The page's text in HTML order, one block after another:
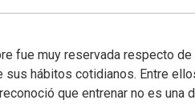
fue muy reservada respecto de
hábitos cotidianos. Entre
que entrenar no es